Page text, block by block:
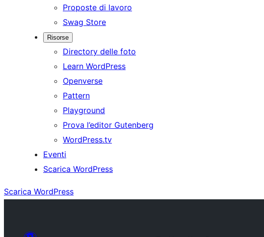
Proposte di lavoro
Swag Store
Risorse
Directory delle foto
Learn WordPress
Openverse
Pattern
Playground
Prova l’editor Gutenberg
WordPress.tv
Eventi
Scarica WordPress
Scarica WordPress